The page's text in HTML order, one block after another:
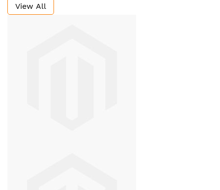
View All